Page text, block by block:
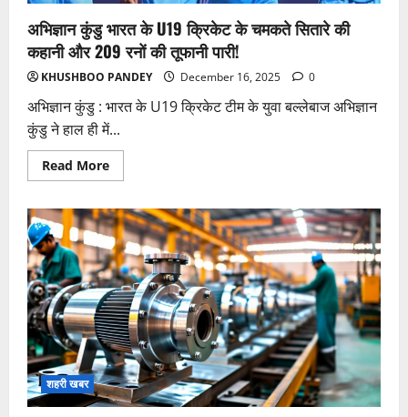
अभिज्ञान कुंडु भारत के U19 क्रिकेट के चमकते सितारे की
कहानी और 209 रनों की तूफानी पारी!
KHUSHBOO PANDEY December 16, 2025 0
अभिज्ञान कुंडु : भारत के U19 क्रिकेट टीम के युवा बल्लेबाज अभिज्ञान
कुंडु ने हाल ही में...
Read MoreRead
more
कुंडु
भारत
के
U19
क्रिकेट
के
चमकते
सितारे
की
कहानी
और
209
रनों
की
तूफानी
पारी!
शहरी खबर